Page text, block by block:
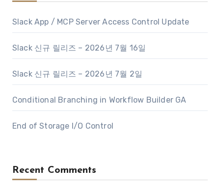
Slack App / MCP Server Access Control Update
Slack 신규 릴리즈 – 2026년 7월 16일
Slack 신규 릴리즈 – 2026년 7월 2일
Conditional Branching in Workflow Builder GA
End of Storage I/O Control
Recent Comments